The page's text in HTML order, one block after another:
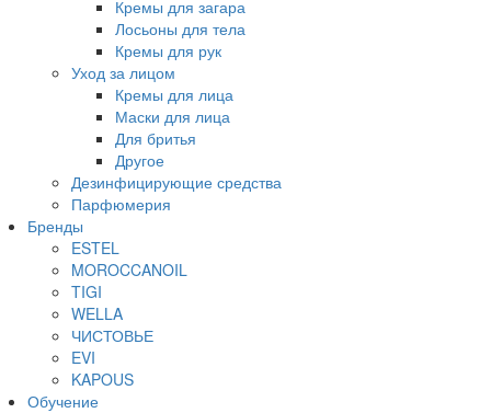
Кремы для загара
Лосьоны для тела
Кремы для рук
Уход за лицом
Кремы для лица
Маски для лица
Для бритья
Другое
Дезинфицирующие средства
Парфюмерия
Бренды
ESTEL
MOROCCANOIL
TIGI
WELLA
ЧИСТОВЬЕ
EVI
KAPOUS
Обучение